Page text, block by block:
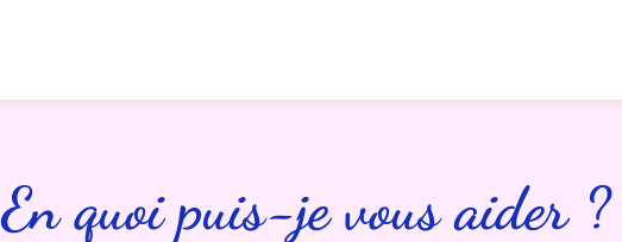
En quoi puis-je vous aider ?